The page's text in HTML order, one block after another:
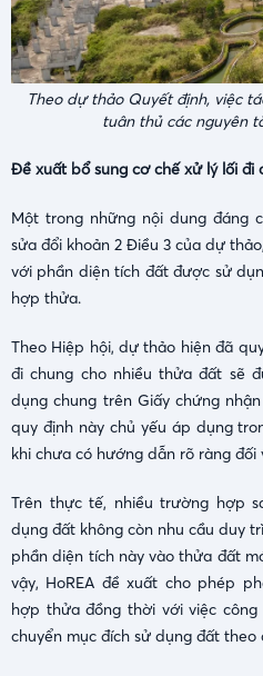
Theo dự thảo Quyết định, việc
tuân thủ các nguyên
Đề xuất bổ sung cơ chế xử lý lối đi
Một trong những nội dung đáng
sửa đổi khoản 2 Điều 3 của dự
với phần diện tích đất được sử
hợp thửa.
Theo Hiệp hội, dự thảo hiện đã
đi chung cho nhiều thửa đất sẽ
dụng chung trên Giấy chứng
quy định này chủ yếu áp dụng
khi chưa có hướng dẫn rõ ràng
Trên thực tế, nhiều trường hợp
dụng đất không còn nhu cầu duy
phần diện tích này vào thửa đất
vậy, HoREA đề xuất cho phép
hợp thửa đồng thời với việc
chuyển mục đích sử dụng đất